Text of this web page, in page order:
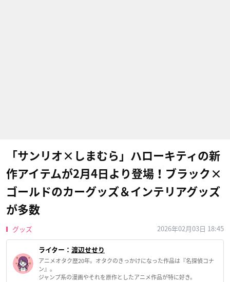
「サンリオ×しまむら」ハローキティの新
作アイテムが2月4日より登場！ブラック×
ゴールドのカーグッズ＆インテリアグッズ
が多数
グッズ 2026年02月03日 18:45
ライター： 渡辺せせり
アニメオタク歴20年。オタクのきっかけになった作品は『名探偵コナ
ン』。
ジャンプ系の漫画やそれを原作としたアニメ作品が特に好き。